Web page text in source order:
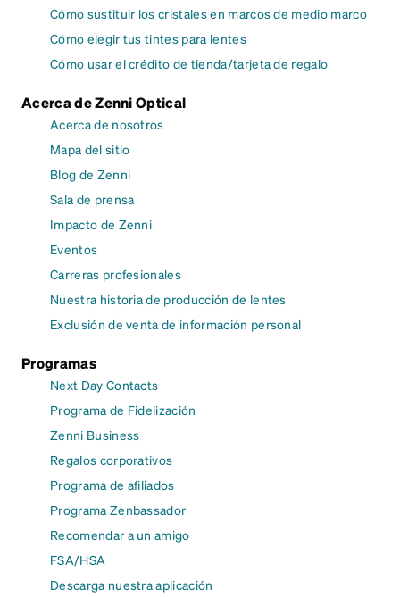
Cómo sustituir los cristales en marcos de medio marco
Cómo elegir tus tintes para lentes
Cómo usar el crédito de tienda/tarjeta de regalo
Acerca de Zenni Optical
Acerca de nosotros
Mapa del sitio
Blog de Zenni
Sala de prensa
Impacto de Zenni
Eventos
Carreras profesionales
Nuestra historia de producción de lentes
Exclusión de venta de información personal
Programas
Next Day Contacts
Programa de Fidelización
Zenni Business
Regalos corporativos
Programa de afiliados
Programa Zenbassador
Recomendar a un amigo
FSA/HSA
Descarga nuestra aplicación